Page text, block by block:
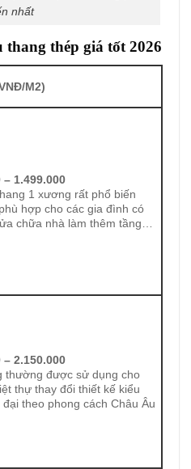
nhất
thang thép giá tốt 2026
M2)
– 1.499.000
1 xương rất phổ biến
hợp cho các gia đình có
chữa nhà làm thêm tầng…
– 2.150.000
thường được sử dụng cho
thự thay đổi thiết kế kiểu
theo phong cách Châu Âu